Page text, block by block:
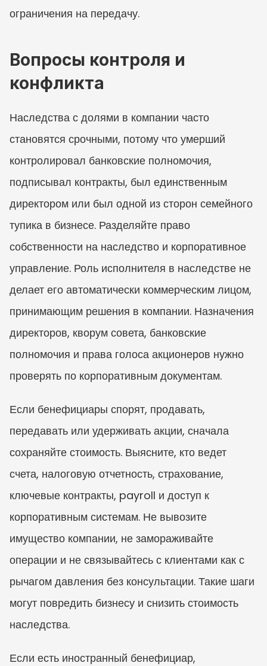
ограничения на передачу.
Вопросы контроля и
конфликта
Наследства с долями в компании часто
становятся срочными, потому что умерший
контролировал банковские полномочия,
подписывал контракты, был единственным
директором или был одной из сторон семейного
тупика в бизнесе. Разделяйте право
собственности на наследство и корпоративное
управление. Роль исполнителя в наследстве не
делает его автоматически коммерческим лицом,
принимающим решения в компании. Назначения
директоров, кворум совета, банковские
полномочия и права голоса акционеров нужно
проверять по корпоративным документам.
Если бенефициары спорят, продавать,
передавать или удерживать акции, сначала
сохраняйте стоимость. Выясните, кто ведет
счета, налоговую отчетность, страхование,
ключевые контракты, payroll и доступ к
корпоративным системам. Не вывозите
имущество компании, не замораживайте
операции и не связывайтесь с клиентами как с
рычагом давления без консультации. Такие шаги
могут повредить бизнесу и снизить стоимость
наследства.
Если есть иностранный бенефициар,